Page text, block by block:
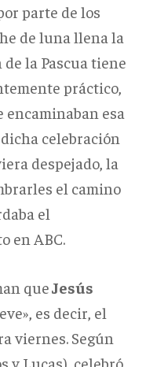
parte de los
de luna llena la
la Pascua tiene
práctico,
encaminaban esa
celebración
despejado, la
el camino
el
en ABC.
queJesús
es decir, el
viernes. Según
y Lucas), celebró